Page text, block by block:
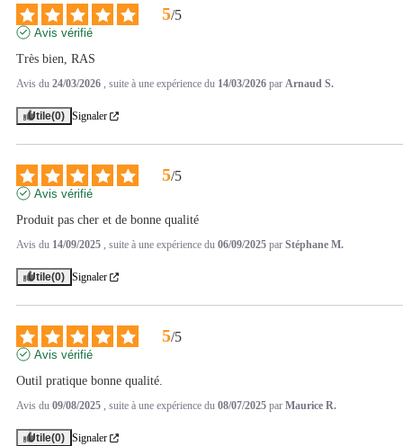
5/5
Avis vérifié
Très bien, RAS
Avis du 24/03/2026 , suite à une expérience du 14/03/2026 par Arnaud S.
Utile(0) Signaler
5/5
Avis vérifié
Produit pas cher et de bonne qualité
Avis du 14/09/2025 , suite à une expérience du 06/09/2025 par Stéphane M.
Utile(0) Signaler
5/5
Avis vérifié
Outil pratique bonne qualité.
Avis du 09/08/2025 , suite à une expérience du 08/07/2025 par Maurice R.
Utile(0) Signaler